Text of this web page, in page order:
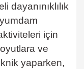
dayanınıklılık
için
ve
yaparken,